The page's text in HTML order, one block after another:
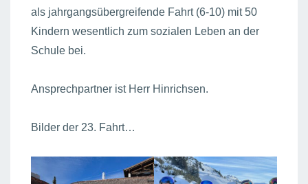
als jahrgangsübergreifende Fahrt (6-10) mit 50
Kindern wesentlich zum sozialen Leben an der
Schule bei.
Ansprechpartner ist Herr Hinrichsen.
Bilder der 23. Fahrt…